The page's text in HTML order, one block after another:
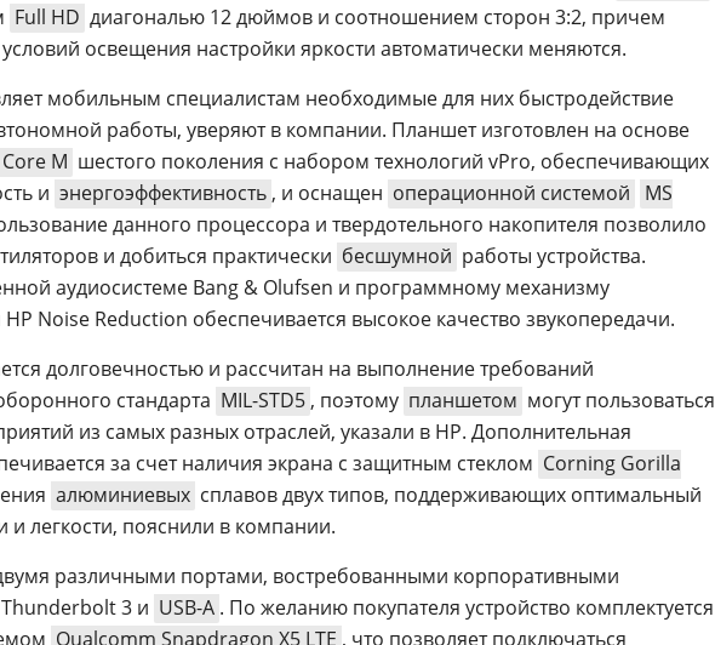
Full HD диагональю 12 дюймов и соотношением сторон 3:2, причем
освещения настройки яркости автоматически меняются.
мобильным специалистам необходимые для них быстродействие
работы, уверяют в компании. Планшет изготовлен на основе
M шестого поколения с набором технологий vPro, обеспечивающих
и энергоэффективность , и оснащен операционной системой
MS
данного процессора и твердотельного накопителя позволило
и добиться практически бесшумной работы устройства.
аудиосистеме Bang & Olufsen и программному механизму
Noise Reduction обеспечивается высокое качество звукопередачи.
долговечностью и рассчитан на выполнение требований
стандарта MIL-STD5 , поэтому планшетом могут пользоваться
из самых разных отраслей, указали в HP. Дополнительная
за счет наличия экрана с защитным стеклом Corning Gorilla
алюминиевых сплавов двух типов, поддерживающих оптимальный
и легкости, пояснили в компании.
различными портами, востребованными корпоративными
3 и USB-A . По желанию покупателя устройство комплектуется
Qualcomm Snapdragon X5 LTE , что позволяет подключаться